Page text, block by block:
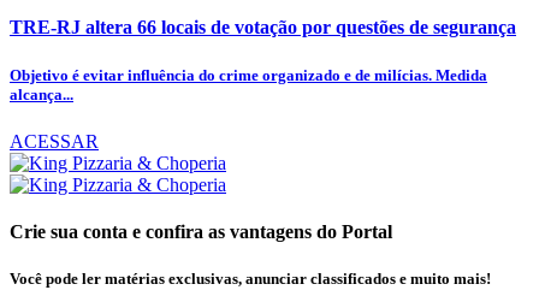
TRE-RJ altera 66 locais de votação por questões de segurança
Objetivo é evitar influência do crime organizado e de milícias. Medida
alcança...
ACESSAR
Crie sua conta e confira as vantagens do Portal
Você pode ler matérias exclusivas, anunciar classificados e muito mais!